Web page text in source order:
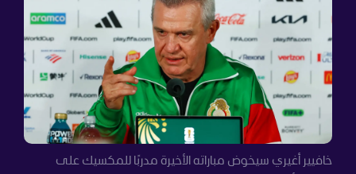
خافيير أغيري سيخوض مباراته الأخيرة مدربًا للمكسيك على